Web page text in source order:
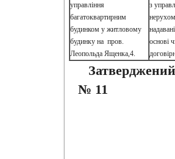
управління
багатоквартирним
будинком у житловому
будинку на пров.
Леопольда Ященка,4.
з
основі
№ 11